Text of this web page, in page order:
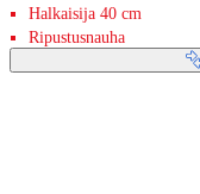
Halkaisija 40 cm
Ripustusnauha